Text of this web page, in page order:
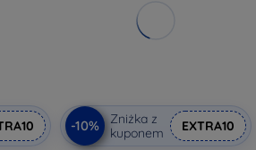
-10%
Zniżka z
kuponem
EXTRA10